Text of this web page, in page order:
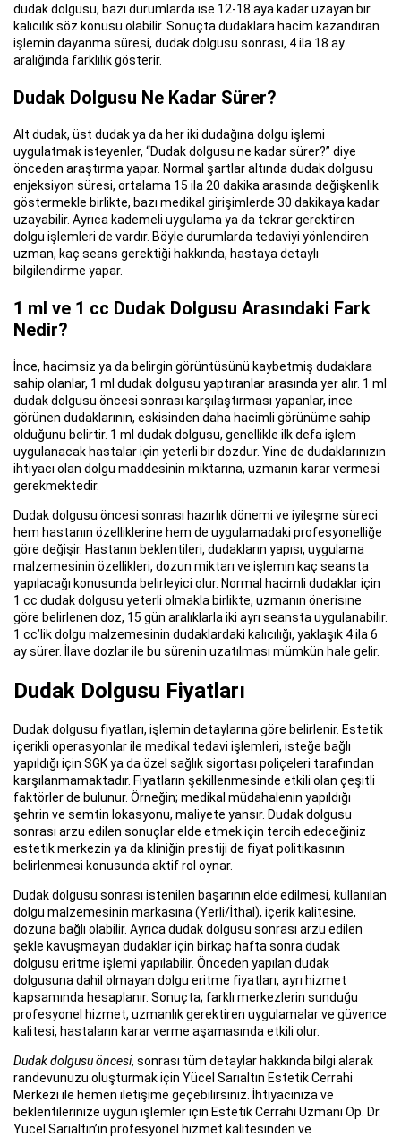
dudak dolgusu, bazı durumlarda ise 12-18 aya kadar uzayan bir
kalıcılık söz konusu olabilir. Sonuçta dudaklara hacim kazandıran
işlemin dayanma süresi, dudak dolgusu sonrası, 4 ila 18 ay
aralığında farklılık gösterir.
Dudak Dolgusu Ne Kadar Sürer?
Alt dudak, üst dudak ya da her iki dudağına dolgu işlemi
uygulatmak isteyenler, “Dudak dolgusu ne kadar sürer?” diye
önceden araştırma yapar. Normal şartlar altında dudak dolgusu
enjeksiyon süresi, ortalama 15 ila 20 dakika arasında değişkenlik
göstermekle birlikte, bazı medikal girişimlerde 30 dakikaya kadar
uzayabilir. Ayrıca kademeli uygulama ya da tekrar gerektiren
dolgu işlemleri de vardır. Böyle durumlarda tedaviyi yönlendiren
uzman, kaç seans gerektiği hakkında, hastaya detaylı
bilgilendirme yapar.
1 ml ve 1 cc Dudak Dolgusu Arasındaki Fark
Nedir?
İnce, hacimsiz ya da belirgin görüntüsünü kaybetmiş dudaklara
sahip olanlar, 1 ml dudak dolgusu yaptıranlar arasında yer alır. 1 ml
dudak dolgusu öncesi sonrası karşılaştırması yapanlar, ince
görünen dudaklarının, eskisinden daha hacimli görünüme sahip
olduğunu belirtir. 1 ml dudak dolgusu, genellikle ilk defa işlem
uygulanacak hastalar için yeterli bir dozdur. Yine de dudaklarınızın
ihtiyacı olan dolgu maddesinin miktarına, uzmanın karar vermesi
gerekmektedir.
Dudak dolgusu öncesi sonrası hazırlık dönemi ve iyileşme süreci
hem hastanın özelliklerine hem de uygulamadaki profesyonelliğe
göre değişir. Hastanın beklentileri, dudakların yapısı, uygulama
malzemesinin özellikleri, dozun miktarı ve işlemin kaç seansta
yapılacağı konusunda belirleyici olur. Normal hacimli dudaklar için
1 cc dudak dolgusu yeterli olmakla birlikte, uzmanın önerisine
göre belirlenen doz, 15 gün aralıklarla iki ayrı seansta uygulanabilir.
1 cc’lik dolgu malzemesinin dudaklardaki kalıcılığı, yaklaşık 4 ila 6
ay sürer. İlave dozlar ile bu sürenin uzatılması mümkün hale gelir.
Dudak Dolgusu Fiyatları
Dudak dolgusu fiyatları, işlemin detaylarına göre belirlenir. Estetik
içerikli operasyonlar ile medikal tedavi işlemleri, isteğe bağlı
yapıldığı için SGK ya da özel sağlık sigortası poliçeleri tarafından
karşılanmamaktadır. Fiyatların şekillenmesinde etkili olan çeşitli
faktörler de bulunur. Örneğin; medikal müdahalenin yapıldığı
şehrin ve semtin lokasyonu, maliyete yansır. Dudak dolgusu
sonrası arzu edilen sonuçlar elde etmek için tercih edeceğiniz
estetik merkezin ya da kliniğin prestiji de fiyat politikasının
belirlenmesi konusunda aktif rol oynar.
Dudak dolgusu sonrası istenilen başarının elde edilmesi, kullanılan
dolgu malzemesinin markasına (Yerli/İthal), içerik kalitesine,
dozuna bağlı olabilir. Ayrıca dudak dolgusu sonrası arzu edilen
şekle kavuşmayan dudaklar için birkaç hafta sonra dudak
dolgusu eritme işlemi yapılabilir. Önceden yapılan dudak
dolgusuna dahil olmayan dolgu eritme fiyatları, ayrı hizmet
kapsamında hesaplanır. Sonuçta; farklı merkezlerin sunduğu
profesyonel hizmet, uzmanlık gerektiren uygulamalar ve güvence
kalitesi, hastaların karar verme aşamasında etkili olur.
Dudak dolgusu öncesi, sonrası tüm detaylar hakkında bilgi alarak
randevunuzu oluşturmak için Yücel Sarıaltın Estetik Cerrahi
Merkezi ile hemen iletişime geçebilirsiniz. İhtiyacınıza ve
beklentilerinize uygun işlemler için Estetik Cerrahi Uzmanı Op. Dr.
Yücel Sarıaltın’ın profesyonel hizmet kalitesinden ve